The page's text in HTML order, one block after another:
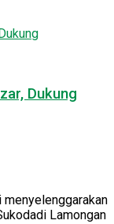
Dukung
Lamongan